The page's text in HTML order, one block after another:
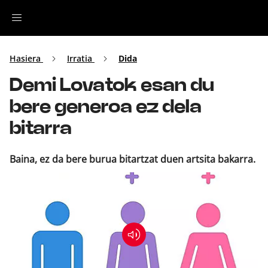
Irratia
Top Gaztea
Podcastak
Musika
Ikus-entzunezkoak
Hasiera Irratia Dida
Demi Lovatok esan du
bere generoa ez dela
bitarra
Baina, ez da bere burua bitartzat duen artsita bakarra.